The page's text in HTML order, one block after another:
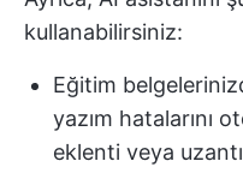
kullanabilirsiniz:
Eğitim
yazım hatalarını
eklenti veya